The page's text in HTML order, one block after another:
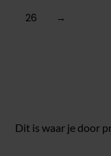
26 →
Dit is waar je door